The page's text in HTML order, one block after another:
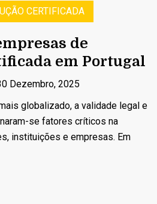
CERTIFICADA
de
em Portugal
Dezembro, 2025
globalizado, a validade legal e
se fatores críticos na
instituições e empresas. Em